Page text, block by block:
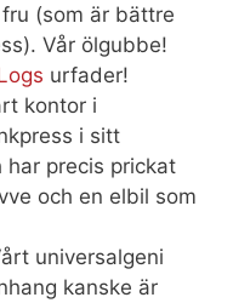
(som är bättre
Vår ölgubbe!
urfader!
kontor i
i sitt
har precis prickat
och en elbil som
universalgeni
kanske är